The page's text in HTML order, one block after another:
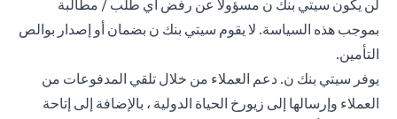
لن يكون سيتي بنك ن مسؤولاً عن رفض أي طلب / مطالبة
بموجب هذه السياسة. لا يقوم سيتي بنك ن بضمان أو إصدار بوالص
التأمين.
يوفر سيتي بنك ن. دعم العملاء من خلال تلقي المدفوعات من
العملاء وإرسالها إلى زيورخ الحياة الدولية ، بالإضافة إلى إتاحة